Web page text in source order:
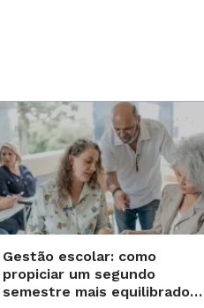
Gestão escolar: como
propiciar um segundo
semestre mais equilibrado